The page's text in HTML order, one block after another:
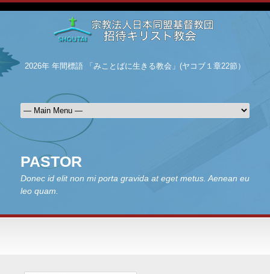
2026年 年間標語 「みことばに生きる教会」(ヤコブ１章22節）
PASTOR
Donec id elit non mi porta gravida at eget metus. Aenean eu
leo quam.